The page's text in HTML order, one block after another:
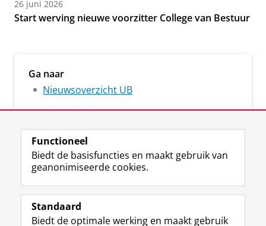
26 juni 2026
Start werving nieuwe voorzitter College van Bestuur
Ga naar
Nieuwsoverzicht UB
Volg ons op
M
a
t
I
n
t
Functioneel
Biedt de basisfuncties en maakt gebruik van
geanonimiseerde cookies.
Standaard
Biedt de optimale werking en maakt gebruik